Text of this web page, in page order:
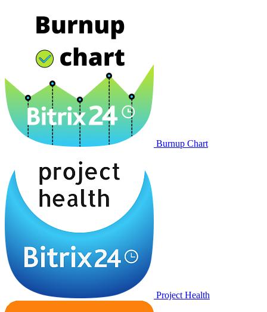
Burnup Chart
Project Health